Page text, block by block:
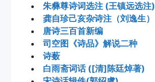
朱彝尊诗词选注 (王镇远选注)
龚自珍己亥杂诗注（刘逸生）
唐诗三百首新编
司空图《诗品》解说二种
诗薮
白雨斋词话 ([清]陈廷焯著)